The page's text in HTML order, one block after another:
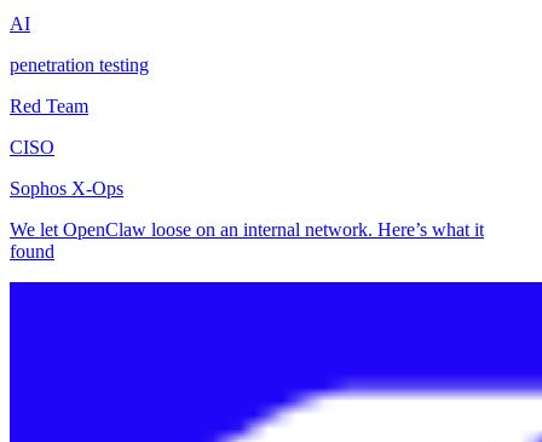
AI
penetration testing
Red Team
CISO
Sophos X-Ops
We let OpenClaw loose on an internal network. Here’s what it
found